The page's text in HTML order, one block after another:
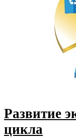
Развитие
цикла